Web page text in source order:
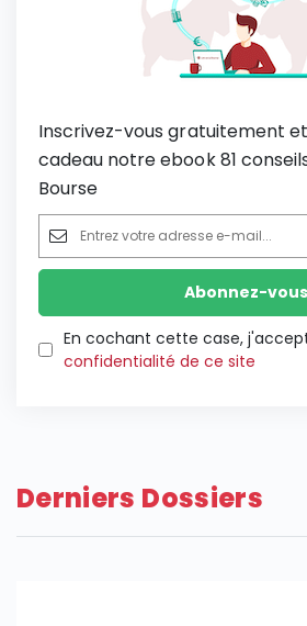
Inscrivez-vous gratuitement
cadeau notre ebook 81
Bourse
En cochant cette case,
confidentialité de ce site
Derniers Dossiers